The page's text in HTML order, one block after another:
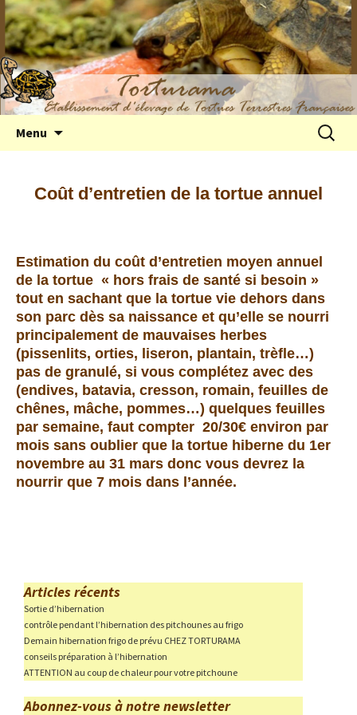
Elevage de tortues terrestres françaises
Hermann
Menu
Coût d’entretien de la tortue annuel
Estimation du coût d’entretien moyen annuel
de la tortue « hors frais de santé si besoin »
tout en sachant que la tortue vie dehors dans
son parc dès sa naissance et qu’elle se nourri
principalement de mauvaises herbes
(pissenlits, orties, liseron, plantain, trèfle…)
pas de granulé, si vous complétez avec des
(endives, batavia, cresson, romain, feuilles de
chênes, mâche, pommes…) quelques feuilles
par semaine, faut compter 20/30€ environ par
mois sans oublier que la tortue hiberne du 1er
novembre au 31 mars donc vous devrez la
nourrir que 7 mois dans l’année.
Articles récents
Sortie d’hibernation
contrôle pendant l’hibernation des pitchounes au frigo
Demain hibernation frigo de prévu CHEZ TORTURAMA
conseils préparation à l’hibernation
ATTENTION au coup de chaleur pour votre pitchoune
Abonnez-vous à notre newsletter